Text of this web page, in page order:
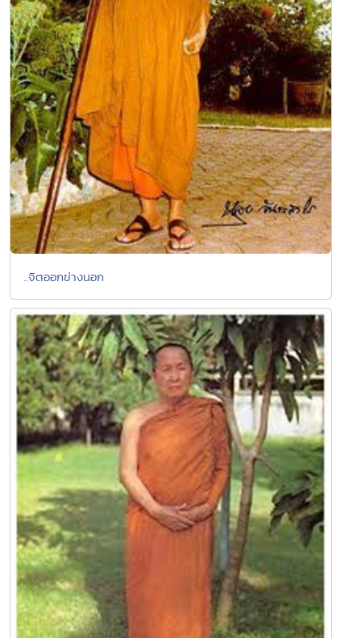
..จิตออกข่างนอก